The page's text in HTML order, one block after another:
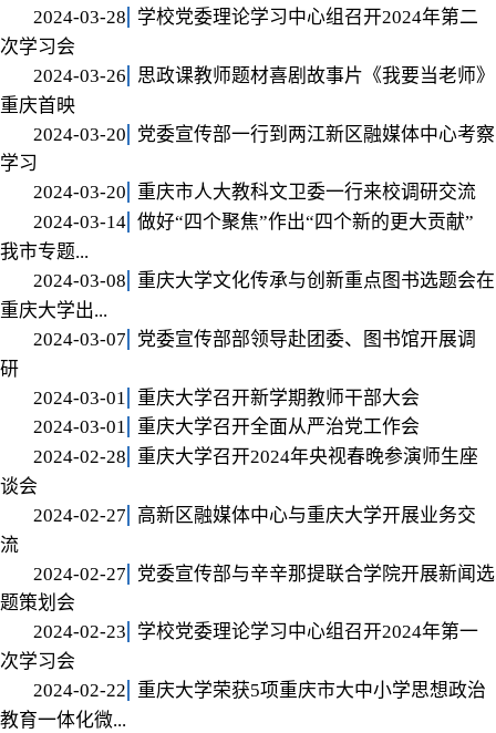
2024-03-28
学校党委理论学习中心组召开2024年第二
次学习会
2024-03-26
思政课教师题材喜剧故事片《我要当老师》
重庆首映
2024-03-20
党委宣传部一行到两江新区融媒体中心考察
学习
2024-03-20
重庆市人大教科文卫委一行来校调研交流
2024-03-14 做好“四个聚焦”作出“四个新的更大贡献”
我市专题...
2024-03-08
重庆大学文化传承与创新重点图书选题会在
重庆大学出...
2024-03-07
党委宣传部部领导赴团委、图书馆开展调
研
2024-03-01
重庆大学召开新学期教师干部大会
2024-03-01
重庆大学召开全面从严治党工作会
2024-02-28
重庆大学召开2024年央视春晚参演师生座
谈会
2024-02-27
高新区融媒体中心与重庆大学开展业务交
流
2024-02-27
党委宣传部与辛辛那提联合学院开展新闻选
题策划会
2024-02-23
学校党委理论学习中心组召开2024年第一
次学习会
2024-02-22
重庆大学荣获5项重庆市大中小学思想政治
教育一体化微...